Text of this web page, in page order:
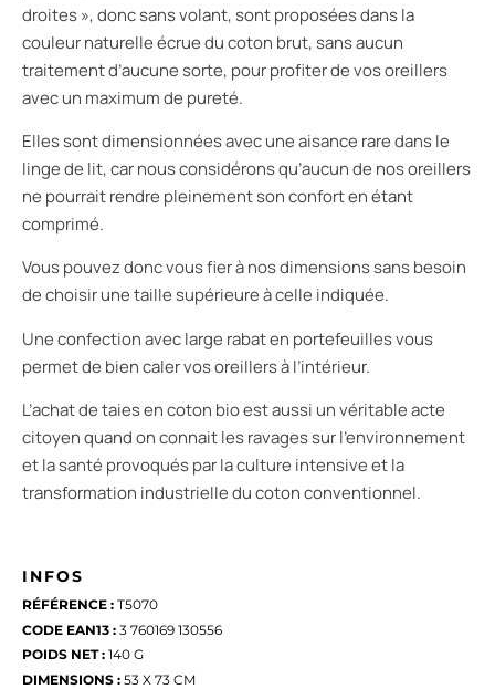
droites », donc sans volant, sont proposées dans la
couleur naturelle écrue du coton brut, sans aucun
traitement d’aucune sorte, pour profiter de vos oreillers
avec un maximum de pureté.
Elles sont dimensionnées avec une aisance rare dans le
linge de lit, car nous considérons qu’aucun de nos oreillers
ne pourrait rendre pleinement son confort en étant
comprimé.
Vous pouvez donc vous fier à nos dimensions sans besoin
de choisir une taille supérieure à celle indiquée.
Une confection avec large rabat en portefeuilles vous
permet de bien caler vos oreillers à l’intérieur.
L’achat de taies en coton bio est aussi un véritable acte
citoyen quand on connait les ravages sur l’environnement
et la santé provoqués par la culture intensive et la
transformation industrielle du coton conventionnel.
INFOS
RÉFÉRENCE : T5070
CODE EAN13 : 3 760169 130556
POIDS NET : 140 G
DIMENSIONS : 53 X 73 CM